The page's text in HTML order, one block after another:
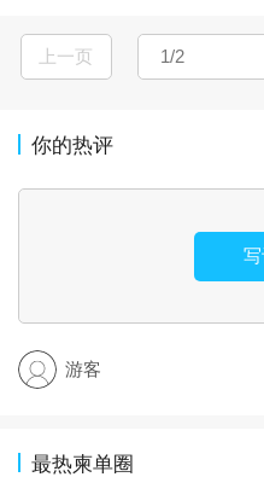
上一页
你的热评
游客
最热柬单圈